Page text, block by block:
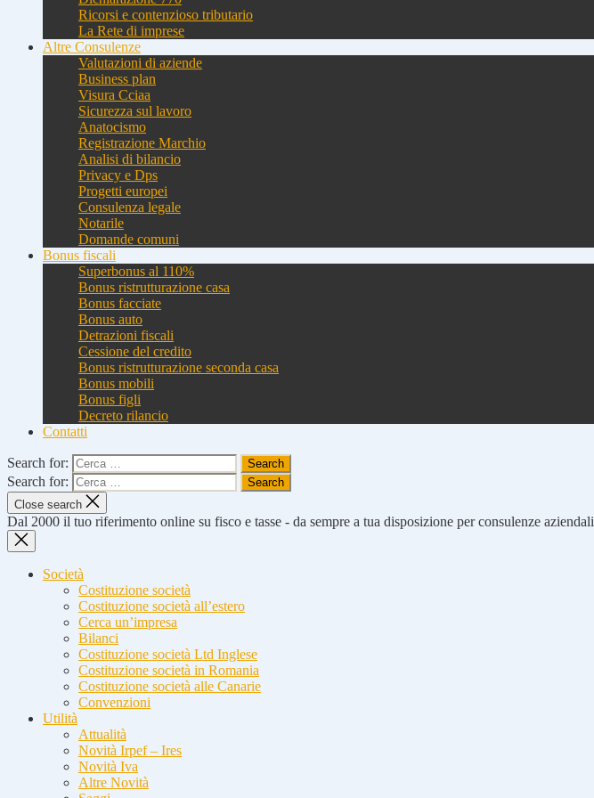
Ricorsi e contenzioso tributario
La Rete di imprese
Altre Consulenze
Valutazioni di aziende
Business plan
Visura Cciaa
Sicurezza sul lavoro
Anatocismo
Registrazione Marchio
Analisi di bilancio
Privacy e Dps
Progetti europei
Consulenza legale
Notarile
Domande comuni
Bonus fiscali
Superbonus al 110%
Bonus ristrutturazione casa
Bonus facciate
Bonus auto
Detrazioni fiscali
Cessione del credito
Bonus ristrutturazione seconda casa
Bonus mobili
Bonus figli
Decreto rilancio
Contatti
Search for:
Search for:
Close search
Dal 2000 il tuo riferimento online su fisco e tasse - da sempre a tua disposizione per consulenze aziendali
Società
Costituzione società
Costituzione società all’estero
Cerca un’impresa
Bilanci
Costituzione società Ltd Inglese
Costituzione società in Romania
Costituzione società alle Canarie
Convenzioni
Utilità
Attualità
Novità Irpef – Ires
Novità Iva
Altre Novità